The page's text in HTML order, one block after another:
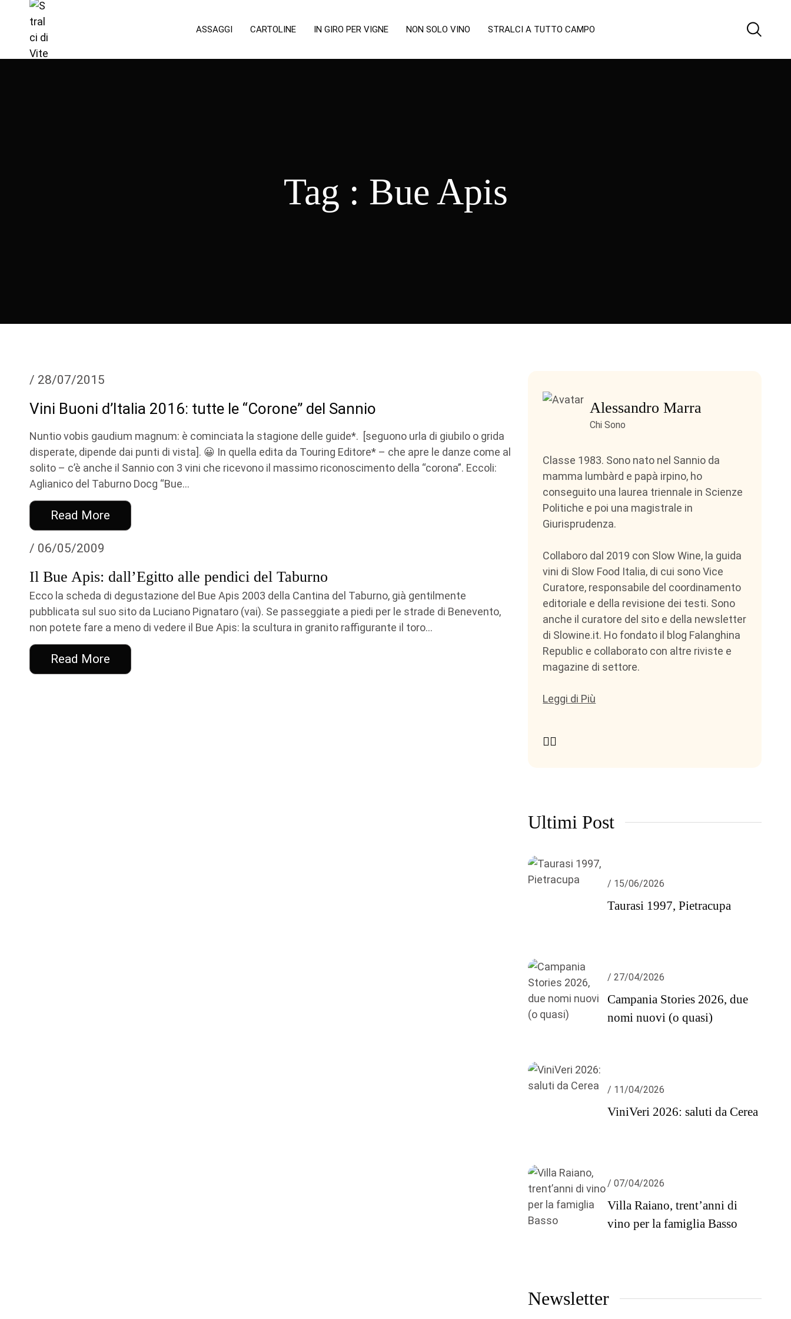
ASSAGGI CARTOLINE IN GIRO PER VIGNE NON SOLO VINO STRALCI A TUTTO CAMPO
Tag : Bue Apis
/ 28/07/2015
Vini Buoni d’Italia 2016: tutte le “Corone” del Sannio
Nuntio vobis gaudium magnum: è cominciata la stagione delle guide*. [seguono urla di giubilo o grida
disperate, dipende dai punti di vista]. 😀 In quella edita da Touring Editore* – che apre le danze come al
solito – c’è anche il Sannio con 3 vini che ricevono il massimo riconoscimento della “corona”. Eccoli:
Aglianico del Taburno Docg “Bue...
Read More
/ 06/05/2009
Il Bue Apis: dall’Egitto alle pendici del Taburno
Ecco la scheda di degustazione del Bue Apis 2003 della Cantina del Taburno, già gentilmente
pubblicata sul suo sito da Luciano Pignataro (vai). Se passeggiate a piedi per le strade di Benevento,
non potete fare a meno di vedere il Bue Apis: la scultura in granito raffigurante il toro...
Read More
Alessandro Marra
Chi Sono
Classe 1983. Sono nato nel Sannio da
mamma lumbàrd e papà irpino, ho
conseguito una laurea triennale in Scienze
Politiche e poi una magistrale in
Giurisprudenza.
Collaboro dal 2019 con Slow Wine, la guida
vini di Slow Food Italia, di cui sono Vice
Curatore, responsabile del coordinamento
editoriale e della revisione dei testi. Sono
anche il curatore del sito e della newsletter
di Slowine.it. Ho fondato il blog Falanghina
Republic e collaborato con altre riviste e
magazine di settore.
Leggi di Più
Ultimi Post
/ 15/06/2026
Taurasi 1997, Pietracupa
/ 27/04/2026
Campania Stories 2026, due
nomi nuovi (o quasi)
/ 11/04/2026
ViniVeri 2026: saluti da Cerea
/ 07/04/2026
Villa Raiano, trent’anni di
vino per la famiglia Basso
Newsletter